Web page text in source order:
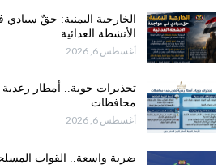
الخارجية اليمنية: حقٌ
الأنشطة العدائية
أغسطس 6, 2026
تحذيرات جوية.. أمطار
محافظات
أغسطس 6, 2026
ضربة واسعة.. القوات